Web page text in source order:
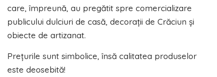
care, împreună, au pregătit spre comercializare
publicului dulciuri de casă, decorații de Crăciun și
obiecte de artizanat.
Prețurile sunt simbolice, însă calitatea produselor
este deosebită!